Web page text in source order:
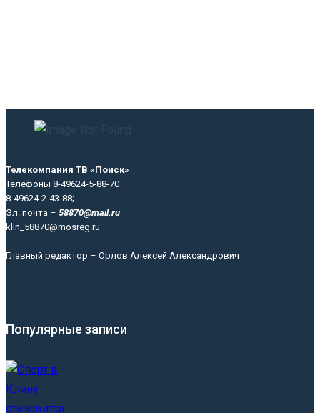
Телекомпания ТВ «Поиск»
Телефоны 8-49624-5-88-70
8-49624-2-43-88;
Эл. почта – 58870@mail.ru
klin_58870@mosreg.ru
Главный редактор – Орлов Алексей Александрович
Популярные записи